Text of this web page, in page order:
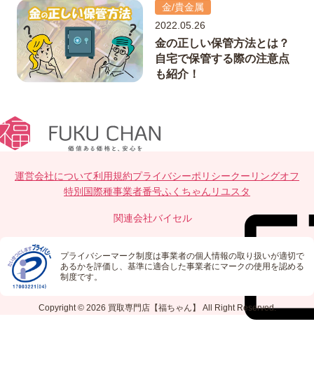
金/貴金属
2022.05.26
金の正しい保管方法とは？
自宅で保管する際の注意点
も紹介！
運営会社について利用規約プライバシーポリシークーリングオフ
特別国際種事業者番号ふくちゃんリユスタ
関連会社バイセル
プライバシーマーク制度は事業者の個人情報の取り扱いが適切で
あるかを評価し、基準に適合した事業者にマークの使用を認める
制度です。
Copyright © 2026 買取専門店【福ちゃん】 All Right Reserved.